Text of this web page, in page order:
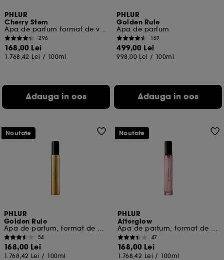
PHLUR
Cherry Stem
Apa de parfum format de voiaj
296
168,00 Lei
1.768,42 Lei / 100ml
Adauga in cos
PHLUR
Golden Rule
Apa de parfum
169
499,00 Lei
998,00 Lei / 100ml
Adauga in cos
PHLUR
Golden Rule
Apa de parfum, format de voiaj
54
168,00 Lei
1.768,42 Lei / 100ml
Noutate
PHLUR
Afterglow
Apa de parfum, format de voiaj
47
168,00 Lei
1.768,42 Lei / 100ml
Noutate